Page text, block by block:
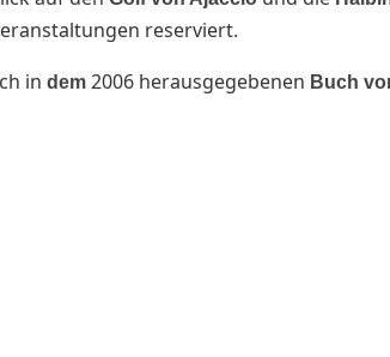
reserviert.
in dem 2006 herausgegebenen Buch